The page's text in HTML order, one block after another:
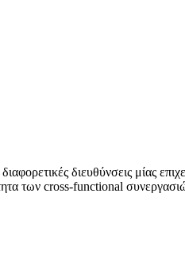
διευθύνσεις μίας
των cross-functional